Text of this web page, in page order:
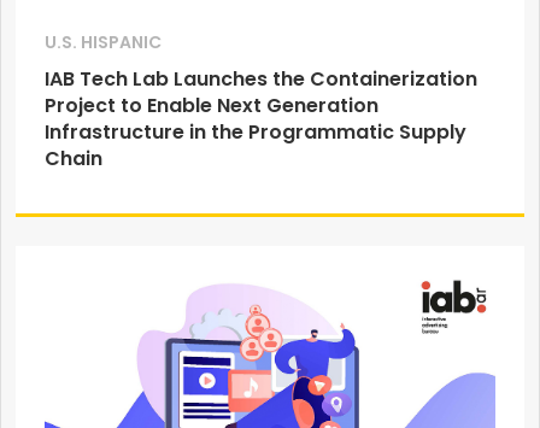
U.S. HISPANIC
IAB Tech Lab Launches the Containerization
Project to Enable Next Generation
Infrastructure in the Programmatic Supply
Chain